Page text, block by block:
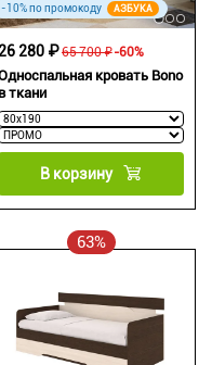
-10% по промокоду АЗБУКА
кровать Bono
в ткани
65 700 ₽
26 280 ₽ -60%
В корзину
63%